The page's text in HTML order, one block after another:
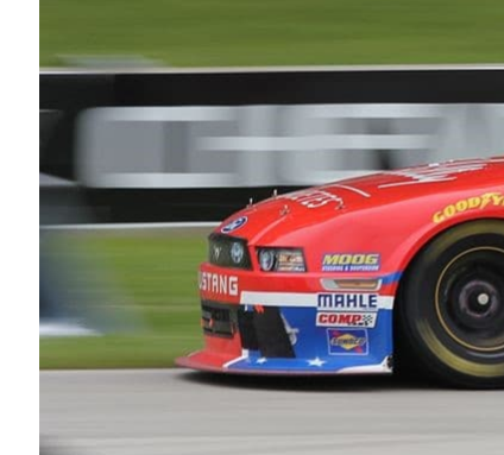
賽道上同時有40輛車，在幾千張照片
難性大火莫衷一是。
神經網路在NASCAR幫忙救火
Argo AI／Ford Motor Company 的工
何將原本為了開發自動駕駛車而發展
Ford 以人工方式在影像加上標籤，並
輛方面表現優於人類，尤其是車上的號
「我們還是會交由人類對資料加上註